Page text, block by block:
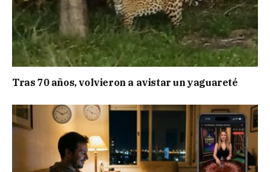
Tras 70 años, volvieron a avistar un yaguareté